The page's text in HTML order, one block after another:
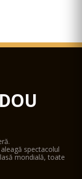
spectacolul
mondială, toate